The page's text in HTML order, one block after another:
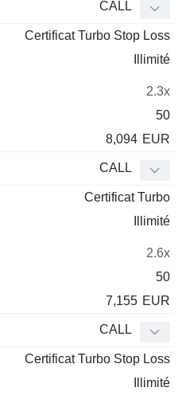
CALL
Certificat Turbo Stop Loss
Illimité
2.3x
50
8,094 EUR
CALL
Certificat Turbo
Illimité
2.6x
50
7,155 EUR
CALL
Certificat Turbo Stop Loss
Illimité